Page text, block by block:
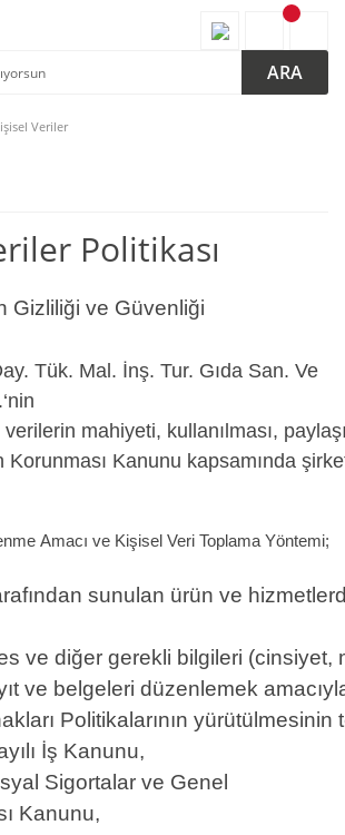
ARA
Veriler
Politikası
Gizliliği ve Güvenliği
Tük. Mal. İnş. Tur. Gıda San. Ve
verilerin mahiyeti, kullanılması,
Korunması Kanunu kapsamında
Amacı ve Kişisel Veri Toplama Yöntemi;
sunulan ürün ve
ve diğer gerekli bilgileri
ve belgeleri düzenlemek
Politikalarının
İş Kanunu,
Sigortalar ve Genel
Kanunu,